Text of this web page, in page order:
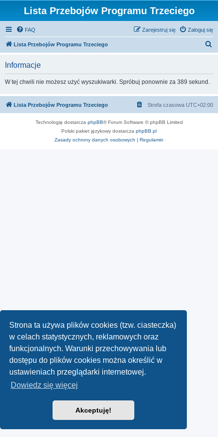
Strona ta używa plików cookies (tzw. ciasteczka)
w celach statystycznych, reklamowych oraz
funkcjonalnych. Warunki przechowywania lub
dostępu do plików cookies można określić w
ustawieniach przeglądarki internetowej.
Dowiedz się więcej
Akceptuję!
Lista Przebojów Programu Trzeciego
FAQ Zaloguj się
Zarejestruj się
Lista Przebojów Programu Trzeciego
j
Informacje
W tej chwili nie możesz użyć wyszukiwarki. Spróbuj ponownie za 389 sekund.
Lista Przebojów Programu Trzeciego Strefa czasowa UTC+02:00
Technologię dostarcza phpBB® Forum Software © phpBB Limited
Polski pakiet językowy dostarcza phpBB.pl
Zasady ochrony danych osobowych | Regulamin